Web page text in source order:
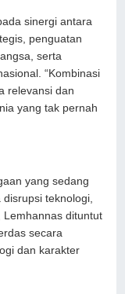
sinergi antara
penguatan
serta
“Kombinasi
relevansi dan
yang tak pernah
yang sedang
teknologi,
Lemhannas dituntut
secara
dan karakter